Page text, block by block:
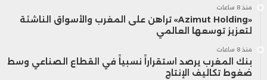
منذ 8 ساعات
«Azimut Holding» تراهن على المغرب والأسواق الناشئة
لتعزيز توسعها العالمي
منذ 8 ساعات
بنك المغرب يرصد استقراراً نسبياً في القطاع الصناعي وسط
ضغوط تكاليف الإنتاج